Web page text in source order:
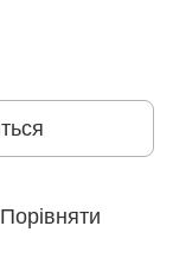
Порівняти